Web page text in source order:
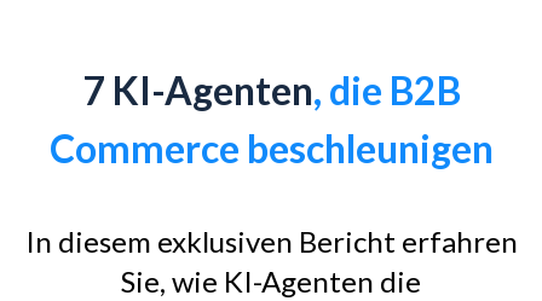
7 KI-Agenten, die B2B
Commerce beschleunigen
In diesem exklusiven Bericht erfahren
Sie, wie KI-Agenten die